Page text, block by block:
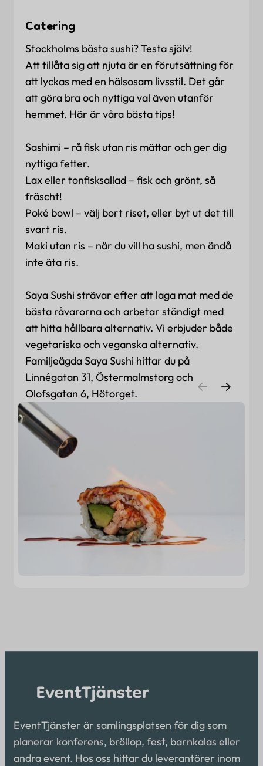
Catering
Stockholms bästa sushi? Testa själv!
Att tillåta sig att njuta är en förutsättning för
att lyckas med en hälsosam livsstil. Det går
att göra bra och nyttiga val även utanför
hemmet. Här är våra bästa tips!
Sashimi – rå fisk utan ris mättar och ger dig
nyttiga fetter.
Lax eller tonfisksallad – fisk och grönt, så
fräscht!
Poké bowl – välj bort riset, eller byt ut det till
svart ris.
Maki utan ris – när du vill ha sushi, men ändå
inte äta ris.
Saya Sushi strävar efter att laga mat med de
bästa råvarorna och arbetar ständigt med
att hitta hållbara alternativ. Vi erbjuder både
vegetariska och veganska alternativ.
Familjeägda Saya Sushi hittar du på
Linnégatan 31, Östermalmstorg och
Olofsgatan 6, Hötorget.
EventTjänster är samlingsplatsen för dig som
planerar konferens, bröllop, fest, barnkalas eller
andra event. Hos oss hittar du leverantörer inom